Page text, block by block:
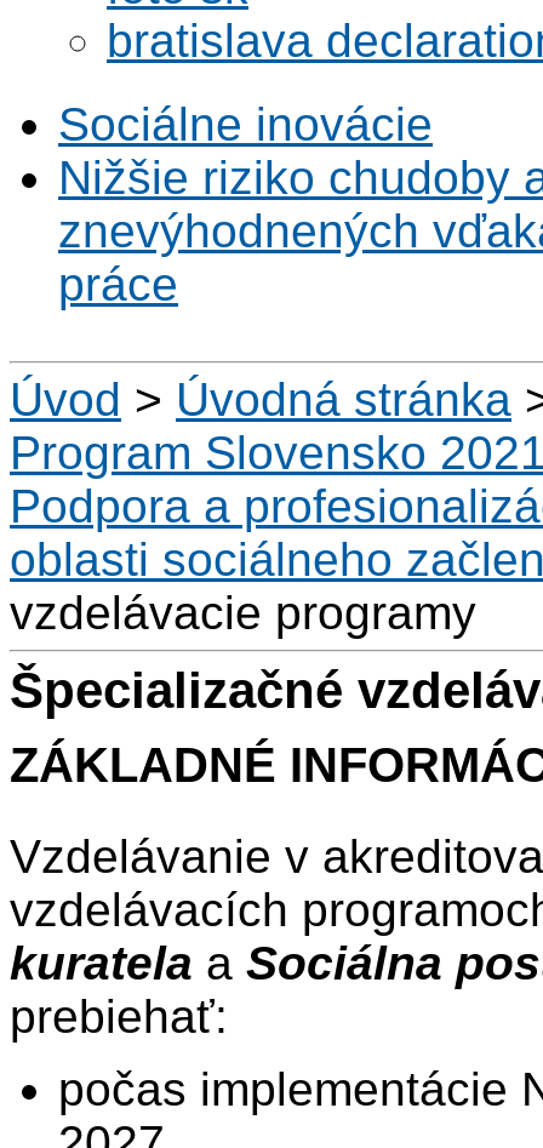
bratislava
Sociálne inovácie
Nižšie riziko chudoby
znevýhodnených
práce
Úvod > Úvodná stránka
Program Slovensko
Podpora a
oblasti sociálneho
vzdelávacie programy
Špecializačné
ZÁKLADNÉ
Vzdelávanie v
vzdelávacích
kuratela a Sociálna
prebiehať:
počas implementácie